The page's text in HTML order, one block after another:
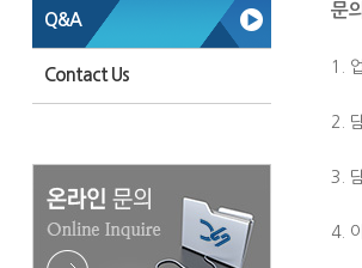
Q&A
Contact Us
문
1.
2.
3.
4.